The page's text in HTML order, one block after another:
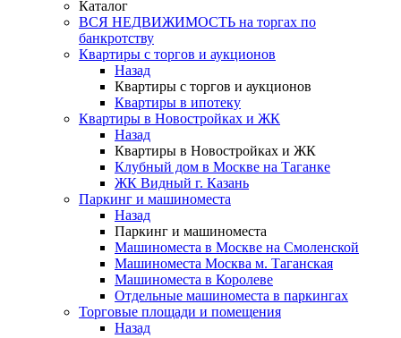
Каталог
ВСЯ НЕДВИЖИМОСТЬ на торгах по
банкротству
Квартиры с торгов и аукционов
Назад
Квартиры с торгов и аукционов
Квартиры в ипотеку
Квартиры в Новостройках и ЖК
Назад
Квартиры в Новостройках и ЖК
Клубный дом в Москве на Таганке
ЖК Видный г. Казань
Паркинг и машиноместа
Назад
Паркинг и машиноместа
Машиноместа в Москве на Смоленской
Машиноместа Москва м. Таганская
Машиноместа в Королеве
Отдельные машиноместа в паркингах
Торговые площади и помещения
Назад